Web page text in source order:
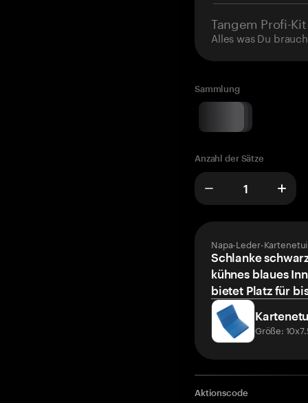
Tangem Profi-Kit
Alles was Du
Sammlung
Anzahl der Sätze
Napa-Leder-
Schlanke
kühnes blaues
bietet Platz für
Größe:
Aktionscode